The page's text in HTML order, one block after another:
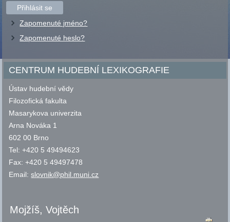
Přihlásit se
Zapomenuté jméno?
Zapomenuté heslo?
CENTRUM HUDEBNÍ LEXIKOGRAFIE
Ústav hudební vědy
Filozofická fakulta
Masarykova univerzita
Arna Nováka 1
602 00 Brno
Tel: +420 5 49494623
Fax: +420 5 49497478
Email:slovnik@phil.muni.cz
Mojžíš, Vojtěch